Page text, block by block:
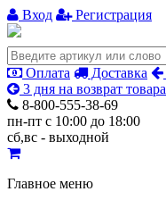
Вход Регистрация
Оплата Доставка
3 дня на возврат товара
8-800-555-38-69
пн-пт с 10:00 до 18:00
сб,вс - выходной
Главное меню